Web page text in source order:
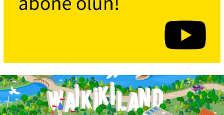
Araştırma